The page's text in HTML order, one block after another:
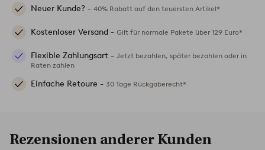
Neuer Kunde? - 40% Rabatt auf den teuersten Artikel*
Kostenloser Versand - Gilt für normale Pakete über 129 Euro*
Flexible Zahlungsart - Jetzt bezahlen, später bezahlen oder in
Raten zahlen
Einfache Retoure - 30 Tage Rückgaberecht*
Rezensionen anderer Kunden